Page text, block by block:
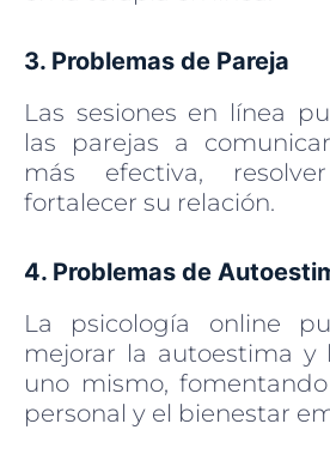
3. Problemas de Pareja
Las sesiones en línea
las parejas a
más efectiva,
fortalecer su relación.
4. Problemas de
La psicología online
mejorar la autoestima y
uno mismo,
personal y el bienestar